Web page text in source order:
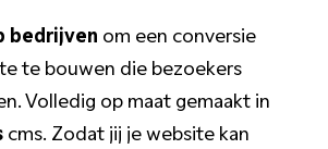
bedrijven om een conversie
te bouwen die bezoekers
Volledig op maat gemaakt in
cms. Zodat jij je website kan